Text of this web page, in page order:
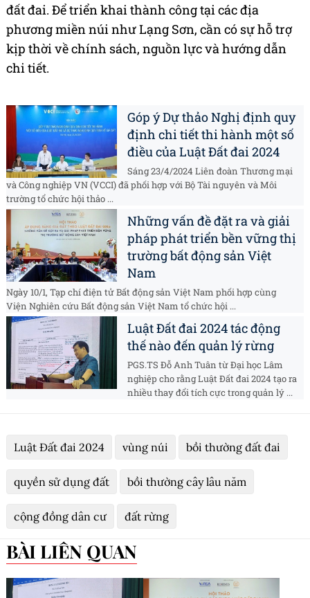
đất đai. Để triển khai thành công tại các địa
phương miền núi như Lạng Sơn, cần có sự hỗ trợ
kịp thời về chính sách, nguồn lực và hướng dẫn
chi tiết.
Góp ý Dự thảo Nghị định quy
định chi tiết thi hành một số
điều của Luật Đất đai 2024
Sáng 23/4/2024 Liên đoàn Thương mại
và Công nghiệp VN (VCCI) đã phối hợp với Bộ Tài nguyên và Môi
trường tổ chức hội thảo ...
Những vấn đề đặt ra và giải
pháp phát triển bền vững thị
trường bất động sản Việt
Nam
Ngày 10/1, Tạp chí điện tử Bất động sản Việt Nam phối hợp cùng
Viện Nghiên cứu Bất động sản Việt Nam tổ chức hội ...
Luật Đất đai 2024 tác động
thế nào đến quản lý rừng
PGS.TS Đỗ Anh Tuân từ Đại học Lâm
nghiệp cho rằng Luật Đất đai 2024 tạo ra
nhiều thay đổi tích cực trong quản lý ...
Luật Đất đai 2024 vùng núi bồi thường đất đai
quyền sử dụng đất bồi thường cây lâu năm
cộng đồng dân cư đất rừng
BÀI LIÊN QUAN